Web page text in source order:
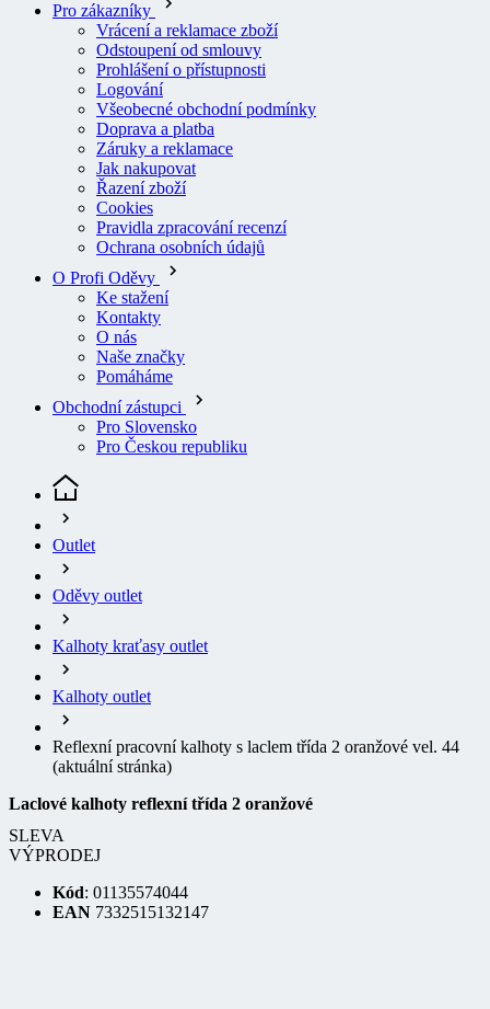
Pro zákazníky
Vrácení a reklamace zboží
Odstoupení od smlouvy
Prohlášení o přístupnosti
Logování
Všeobecné obchodní podmínky
Doprava a platba
Záruky a reklamace
Jak nakupovat
Řazení zboží
Cookies
Pravidla zpracování recenzí
Ochrana osobních údajů
O Profi Oděvy
Ke stažení
Kontakty
O nás
Naše značky
Pomáháme
Obchodní zástupci
Pro Slovensko
Pro Českou republiku
Outlet
Oděvy outlet
Kalhoty kraťasy outlet
Kalhoty outlet
Reflexní pracovní kalhoty s laclem třída 2 oranžové vel. 44
(aktuální stránka)
Laclové kalhoty reflexní třída 2 oranžové
SLEVA
VÝPRODEJ
Kód: 01135574044
EAN 7332515132147